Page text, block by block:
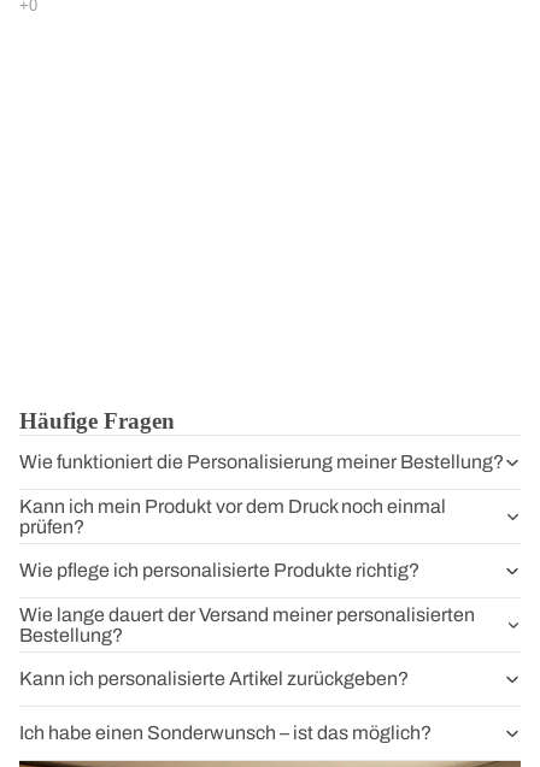
Häufige Fragen
Wie funktioniert die Personalisierung meiner Bestellung?
Kann ich mein Produkt vor dem Druck noch einmal
prüfen?
Wie pflege ich personalisierte Produkte richtig?
Wie lange dauert der Versand meiner personalisierten
Bestellung?
Kann ich personalisierte Artikel zurückgeben?
Ich habe einen Sonderwunsch – ist das möglich?